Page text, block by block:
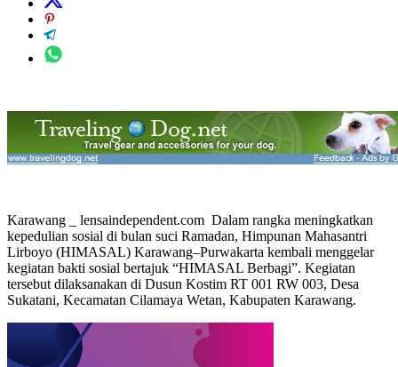
Karawang _ lensaindependent.com Dalam rangka meningkatkan
kepedulian sosial di bulan suci Ramadan, Himpunan Mahasantri
Lirboyo (HIMASAL) Karawang–Purwakarta kembali menggelar
kegiatan bakti sosial bertajuk “HIMASAL Berbagi”. Kegiatan
tersebut dilaksanakan di Dusun Kostim RT 001 RW 003, Desa
Sukatani, Kecamatan Cilamaya Wetan, Kabupaten Karawang.